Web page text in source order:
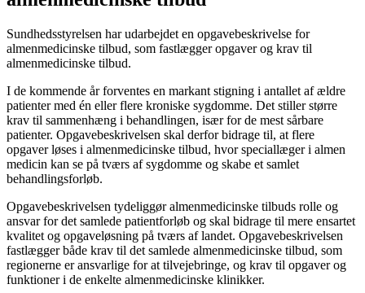
Sundhedsstyrelsen har udarbejdet en opgavebeskrivelse for
almenmedicinske tilbud, som fastlægger opgaver og krav til
almenmedicinske tilbud.
I de kommende år forventes en markant stigning i antallet af ældre
patienter med én eller flere kroniske sygdomme. Det stiller større
krav til sammenhæng i behandlingen, især for de mest sårbare
patienter. Opgavebeskrivelsen skal derfor bidrage til, at flere
opgaver løses i almenmedicinske tilbud, hvor speciallæger i almen
medicin kan se på tværs af sygdomme og skabe et samlet
behandlingsforløb.
Opgavebeskrivelsen tydeliggør almenmedicinske tilbuds rolle og
ansvar for det samlede patientforløb og skal bidrage til mere ensartet
kvalitet og opgaveløsning på tværs af landet. Opgavebeskrivelsen
fastlægger både krav til det samlede almenmedicinske tilbud, som
regionerne er ansvarlige for at tilvejebringe, og krav til opgaver og
funktioner i de enkelte almenmedicinske klinikker.